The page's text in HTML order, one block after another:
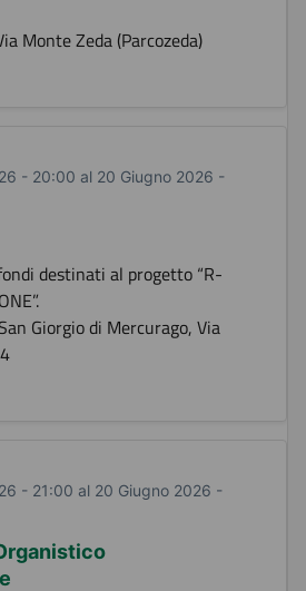
Monte Zeda (Parcozeda)
- 20:00 al 20 Giugno 2026 -
destinati al progetto “R-
Giorgio di Mercurago, Via
- 21:00 al 20 Giugno 2026 -